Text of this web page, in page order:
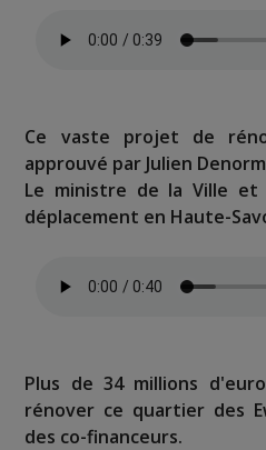
Ce vaste projet de
approuvé par Julien
Le ministre de la Ville
déplacement en Haute-
Plus de 34 millions
rénover ce quartier des
des co-financeurs.